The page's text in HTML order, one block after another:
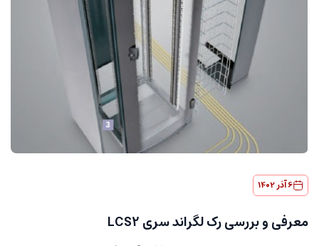
6 آذر 1402
معرفی و بررسی رک لگراند سری LCS2